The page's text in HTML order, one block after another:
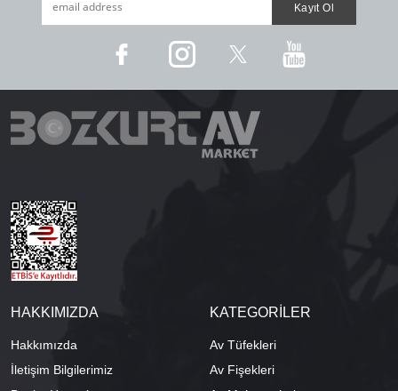
HAKKIMIZDA
Hakkımızda
İletişim Bilgilerimiz
KATEGORİLER
Av Tüfekleri
Av Fişekleri